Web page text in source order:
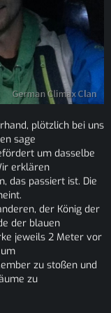
plötzlich bei uns
sage
um dasselbe
erklären
das passiert ist. Die
der König der
der blauen
jeweils 2 Meter vor
zu stoßen und
zu